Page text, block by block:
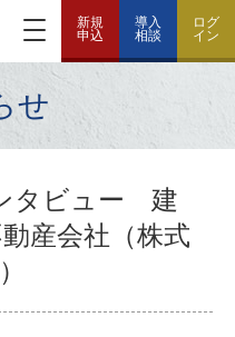
新規
申込
導入
相談
ログ
イン
せ
タビュー 建
産会社（株式